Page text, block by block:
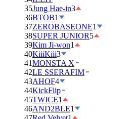
35Jung Hae-in3
36BTOB1
37ZEROBASEONE1
38SUPER JUNIOR5
39Kim Ji-won1
40KiiiKiii3
41MONSTA X
42LE SSERAFIM
43AHOF4
44KickFlip
45TWICE1
46AND2BLE1